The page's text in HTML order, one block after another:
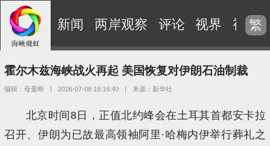
新闻 两岸观察 评论 视界 视频
繁
霍尔木兹海峡战火再起 美国恢复对伊朗石油制裁
编辑：母曼晔 | 2026-07-08 16:16:40 | 来源：新华社
北京时间8日，正值北约峰会在土耳其首都安卡拉
召开、伊朗为已故最高领袖阿里·哈梅内伊举行葬礼之